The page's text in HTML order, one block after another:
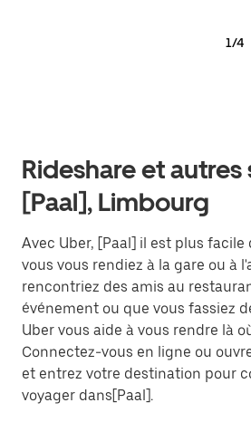
1/4
Rideshare et autres
[Paal], Limbourg
Avec Uber, [Paal] il est plus facile
vous vous rendiez à la gare ou à
rencontriez des amis au
événement ou que vous fassiez
Uber vous aide à vous rendre là
Connectez-vous en ligne ou
et entrez votre destination pour
voyager dans[Paal].